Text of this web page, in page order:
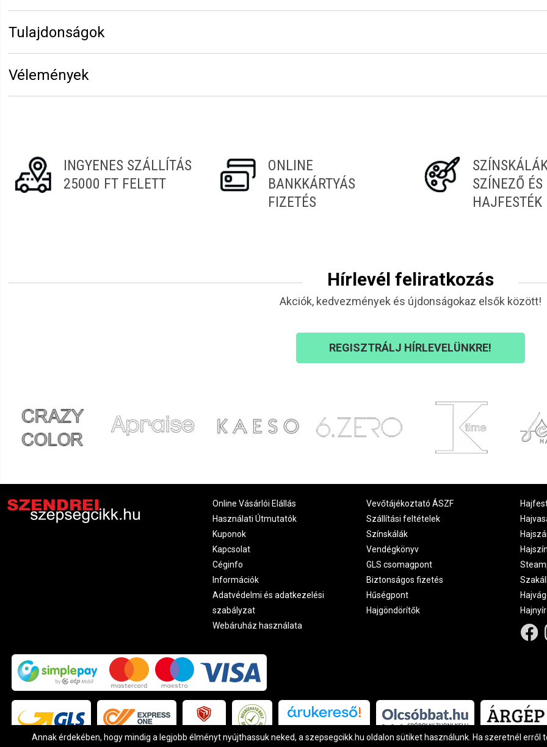
Tulajdonságok
Hosszúság:
Vélemények
INGYENES SZÁLLÍTÁS
25000 FT FELETT
ONLINE
BANKKÁRTYÁS
FIZETÉS
SZÍNEZŐ ÉS
HAJFESTÉK
Hírlevél feliratkozás
Akciók, kedvezmények és újdonságokaz elsők között!
REGISZTRÁLJ HÍRLEVELÜNKRE!
Online Vásárlói Elállás
Használati Útmutatók
Kuponok
Kapcsolat
Céginfo
Információk
Adatvédelmi és adatkezelési
szabályzat
Webáruház használata
Vevőtájékoztató ÁSZF
Szállítási feltételek
Színskálák
Vendégkönyv
GLS csomagpont
Biztonságos fizetés
Hűségpont
Hajgöndörítők
Árukereső.hu
Annak érdekében, hogy mindig a legjobb élményt nyújthassuk neked, a szepsegcikk.hu oldalon sütiket használunk. Ha szeretnél